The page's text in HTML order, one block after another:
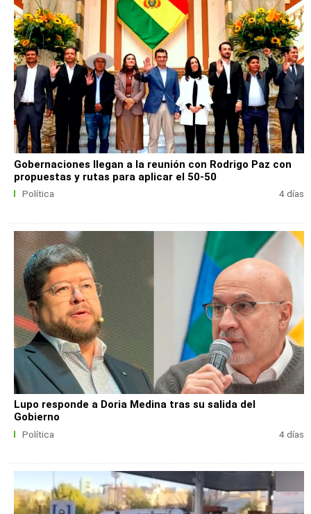
Gobernaciones llegan a la reunión con Rodrigo Paz con
propuestas y rutas para aplicar el 50-50
Política 4 días
Lupo responde a Doria Medina tras su salida del
Gobierno
Política 4 días